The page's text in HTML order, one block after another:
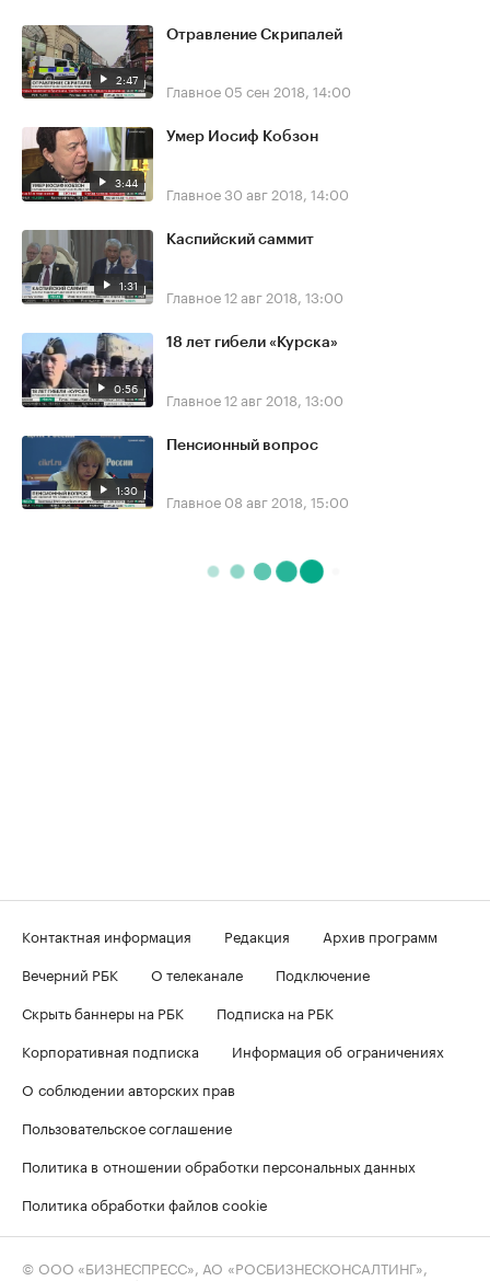
2:47
Отравление Скрипалей
Главное 05 сен 2018, 14:00
3:44
Умер Иосиф Кобзон
Главное30 авг 2018, 14:00
1:31
Каспийский саммит
Главное12 авг 2018, 13:00
0:56
18 лет гибели «Курска»
Главное12 авг 2018, 13:00
1:30
Пенсионный вопрос
Главное 08 авг 2018, 15:00
Контактная информация Редакция
Архив программ
Вечерний РБК
О телеканале
Подключение
Скрыть баннеры на РБК
Подписка на РБК
Корпоративная подписка
Информация об ограничениях
О соблюдении авторских прав
Пользовательское соглашение
Политика в отношении обработки персональных данных
Политика обработки файлов cookie
© ООО «БИЗНЕСПРЕСС», АО «РОСБИЗНЕСКОНСАЛТИНГ»,